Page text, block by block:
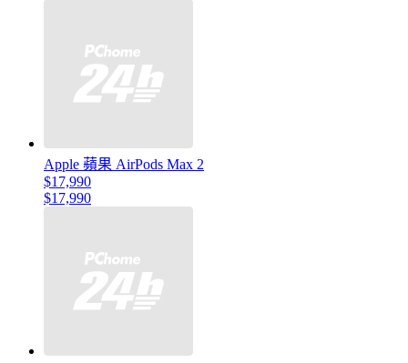
Apple 蘋果 AirPods Max 2
$17,990
$17,990